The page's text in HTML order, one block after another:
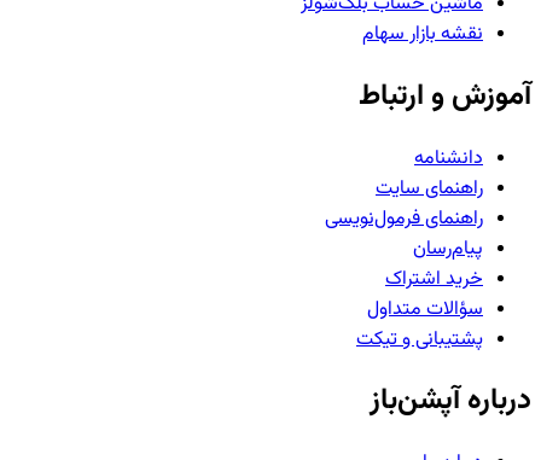
نقشه بازار سهام
آموزش و ارتباط
دانشنامه
راهنمای سایت
راهنمای فرمول‌نویسی
پیام‌رسان
خرید اشتراک
سؤالات متداول
پشتیبانی و تیکت
درباره آپشن‌باز